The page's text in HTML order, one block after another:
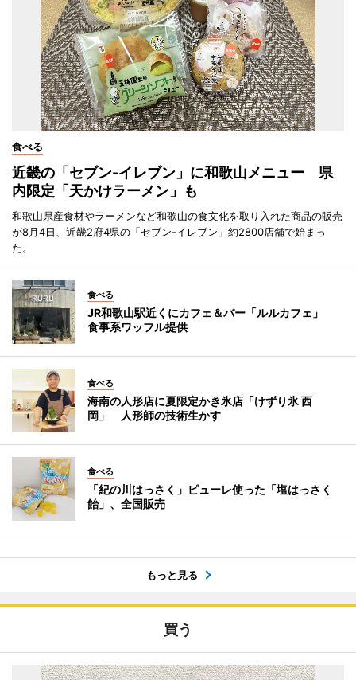
食べる
近畿の「セブン-イレブン」に和歌山メニュー 県
内限定「天かけラーメン」も
和歌山県産食材やラーメンなど和歌山の食文化を取り入れた商品の販売
が8月4日、近畿2府4県の「セブン-イレブン」約2800店舗で始まっ
た。
食べる
JR和歌山駅近くにカフェ＆バー「ルルカフェ」
食事系ワッフル提供
食べる
海南の人形店に夏限定かき氷店「けずり氷 西
岡」 人形師の技術生かす
食べる
「紀の川はっさく」ピューレ使った「塩はっさく
飴」、全国販売
もっと見る
買う